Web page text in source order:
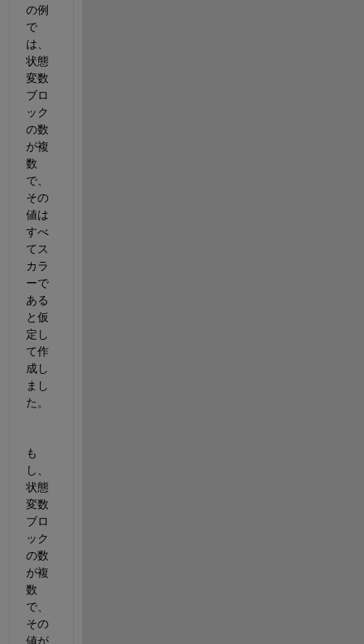
の例
で
は、
状態
変数
ブロ
ック
の数
が複
数
で、
その
値は
すべ
てス
カラ
ーで
ある
と仮
定し
て作
成し
まし
た。
も
し、
状態
変数
ブロ
ック
の数
が複
数
で、
その
値が